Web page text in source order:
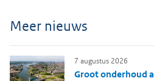
Meer nieuws
Groot onderhoud
7 augustus 2026